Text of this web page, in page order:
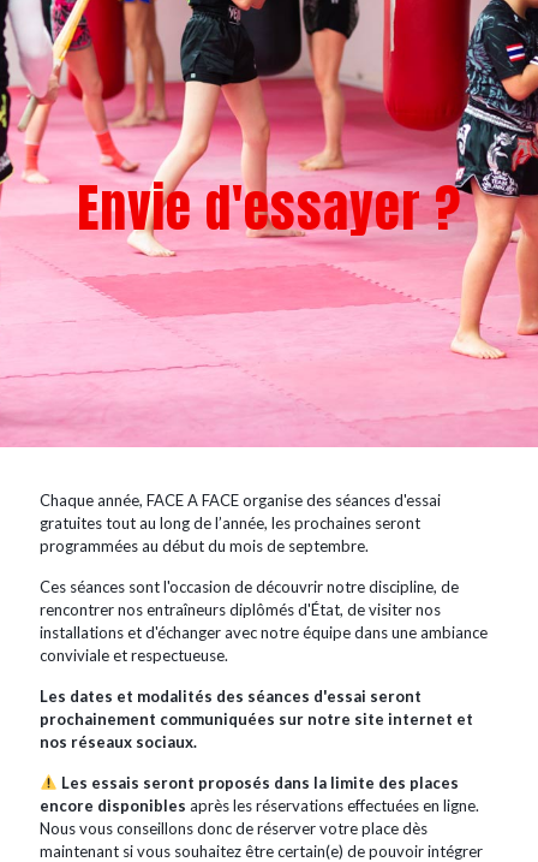
Envie d'essayer ?
Chaque année, FACE A FACE organise des séances d'essai
gratuites tout au long de l’année, les prochaines seront
programmées au début du mois de septembre.
Ces séances sont l'occasion de découvrir notre discipline, de
rencontrer nos entraîneurs diplômés d'État, de visiter nos
installations et d'échanger avec notre équipe dans une ambiance
conviviale et respectueuse.
Les dates et modalités des séances d'essai seront
prochainement communiquées sur notre site internet et
nos réseaux sociaux.
Les essais seront proposés dans la limite des places
encore disponibles après les réservations effectuées en ligne.
Nous vous conseillons donc de réserver votre place dès
maintenant si vous souhaitez être certain(e) de pouvoir intégrer